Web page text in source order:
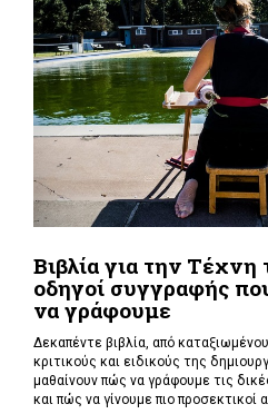
Βιβλία για την Τέχνη
οδηγοί συγγραφής
να γράφουμε
Δεκαπέντε βιβλία, από
κριτικούς και ειδικούς της
μαθαίνουν πώς να γράφουμε τις
και πώς να γίνουμε πιο προσεκτικοί